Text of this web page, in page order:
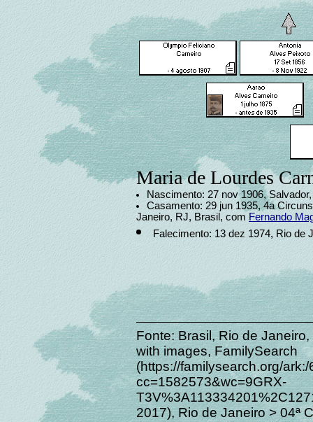
Maria de Lourdes
Nascimento: 27 nov 1906,
Casamento: 29 jun 1935, 4a
Janeiro, RJ, Brasil, com Fernando
Falecimento: 13 dez 1974, Rio de
Fonte: Brasil, Rio de
with images, FamilySearch
(https://familysearch.org/
cc=1582573&wc=9GRX-
2017), Rio de Janeiro > 04ª